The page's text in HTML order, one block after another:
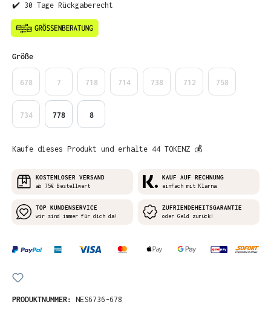
✔️ 30 Tage Rückgaberecht
Größeauswählen
678 7 718 714 738 712 758
734 778 8
Kaufe dieses Produkt und erhalte 44 TOKENZ 💰
KOSTENLOSER VERSAND
ab 75€ Bestellwert
KAUF AUF RECHNUNG
einfach mit Klarna
TOP KUNDENSERVICE
wir sind immer für dich da!
ZUFRIENDEHEITSGARANTIE
oder Geld zurück!
PRODUKTNUMMER: NES6736-678